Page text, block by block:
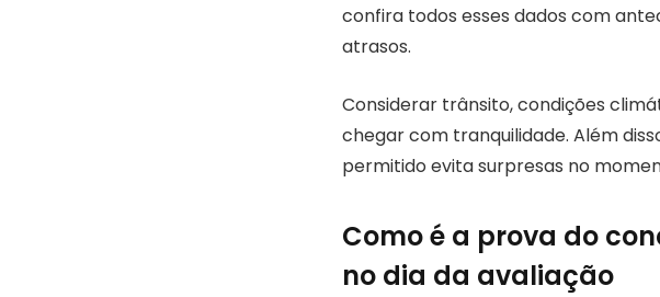
confira todos esses dados com
atrasos.
Considerar trânsito, condições
chegar com tranquilidade. Além
permitido evita surpresas no
Como é a prova do
no dia da avaliação